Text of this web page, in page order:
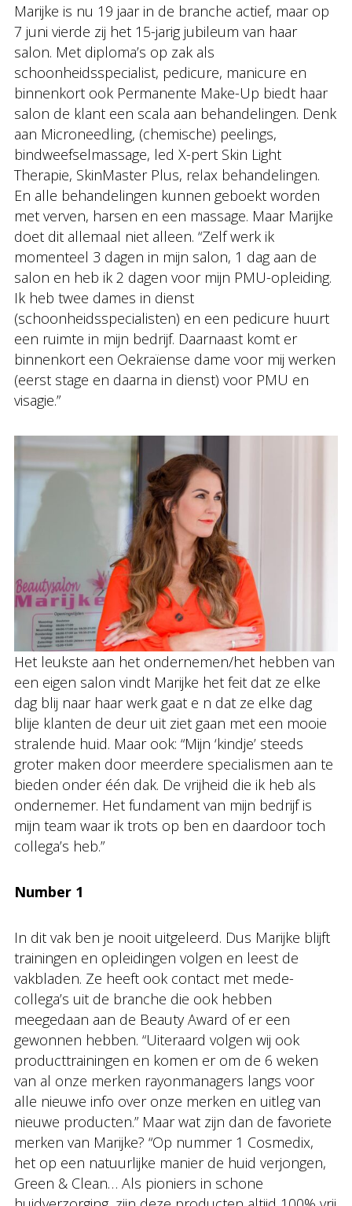
Marijke is nu 19 jaar in de branche actief, maar op
7 juni vierde zij het 15-jarig jubileum van haar
salon. Met diploma’s op zak als
schoonheidsspecialist, pedicure, manicure en
binnenkort ook Permanente Make-Up biedt haar
salon de klant een scala aan behandelingen. Denk
aan Microneedling, (chemische) peelings,
bindweefselmassage, led X-pert Skin Light
Therapie, SkinMaster Plus, relax behandelingen.
En alle behandelingen kunnen geboekt worden
met verven, harsen en een massage. Maar Marijke
doet dit allemaal niet alleen. “Zelf werk ik
momenteel 3 dagen in mijn salon, 1 dag aan de
salon en heb ik 2 dagen voor mijn PMU-opleiding.
Ik heb twee dames in dienst
(schoonheidsspecialisten) en een pedicure huurt
een ruimte in mijn bedrijf. Daarnaast komt er
binnenkort een Oekraïense dame voor mij werken
(eerst stage en daarna in dienst) voor PMU en
visagie.”
Het leukste aan het ondernemen/het hebben van
een eigen salon vindt Marijke het feit dat ze elke
dag blij naar haar werk gaat e n dat ze elke dag
blije klanten de deur uit ziet gaan met een mooie
stralende huid. Maar ook: “Mijn ‘kindje’ steeds
groter maken door meerdere specialismen aan te
bieden onder één dak. De vrijheid die ik heb als
ondernemer. Het fundament van mijn bedrijf is
mijn team waar ik trots op ben en daardoor toch
collega’s heb.”
Number 1
In dit vak ben je nooit uitgeleerd. Dus Marijke blijft
trainingen en opleidingen volgen en leest de
vakbladen. Ze heeft ook contact met mede-
collega’s uit de branche die ook hebben
meegedaan aan de Beauty Award of er een
gewonnen hebben. “Uiteraard volgen wij ook
producttrainingen en komen er om de 6 weken
van al onze merken rayonmanagers langs voor
alle nieuwe info over onze merken en uitleg van
nieuwe producten.” Maar wat zijn dan de favoriete
merken van Marijke? “Op nummer 1 Cosmedix,
het op een natuurlijke manier de huid verjongen,
Green & Clean… Als pioniers in schone